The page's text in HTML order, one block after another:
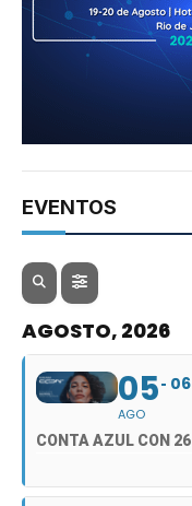
EVENTOS
AGOSTO, 2026
05
AGO
06
CONTA AZUL CON 26